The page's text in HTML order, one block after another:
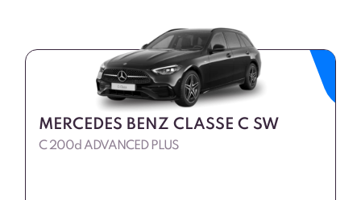
MERCEDES BENZ CLASSE C SW
C 200d ADVANCED PLUS